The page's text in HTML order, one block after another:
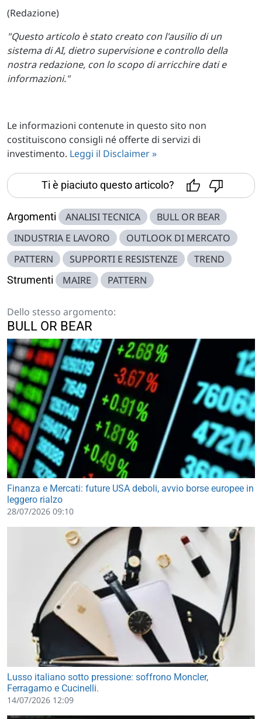
(Redazione)
"Questo articolo è stato creato con l'ausilio di un
sistema di AI, dietro supervisione e controllo della
nostra redazione, con lo scopo di arricchire dati e
informazioni."
Le informazioni contenute in questo sito non
costituiscono consigli né offerte di servizi di
investimento. Leggi il Disclaimer »
Ti è piaciuto questo articolo?
Argomenti ANALISI TECNICA
BULL OR BEAR
INDUSTRIA E LAVORO
OUTLOOK DI MERCATO
PATTERN
SUPPORTI E RESISTENZE TREND
Strumenti MAIRE PATTERN
Dello stesso argomento:
BULL OR BEAR
Finanza e Mercati: future USA deboli, avvio borse europee in
leggero rialzo
28/07/2026 09:10
Lusso italiano sotto pressione: soffrono Moncler,
Ferragamo e Cucinelli.
14/07/2026 12:09